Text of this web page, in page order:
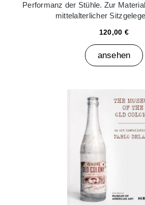
Performanz der Stühle. Zur
mittelalterlicher
120,00 €
ansehen